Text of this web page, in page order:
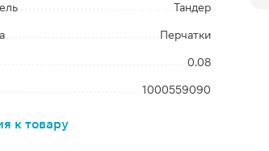
Тандер
Перчатки
0.08
1000559090
к товару